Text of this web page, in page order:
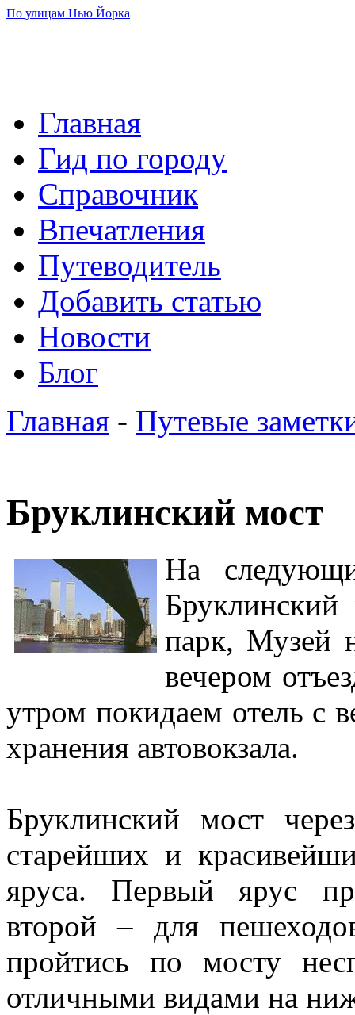
По улицам Нью Йорка
Главная
Гид по городу
Справочник
Впечатления
Путеводитель
Добавить статью
Новости
Блог
Главная - Путевые
Бруклинский мост
На
парк, Музей
вечером
утром покидаем отель с
хранения автовокзала.
Бруклинский мост
старейших и
яруса. Первый ярус
второй – для
пройтись по мосту
отличными видами на